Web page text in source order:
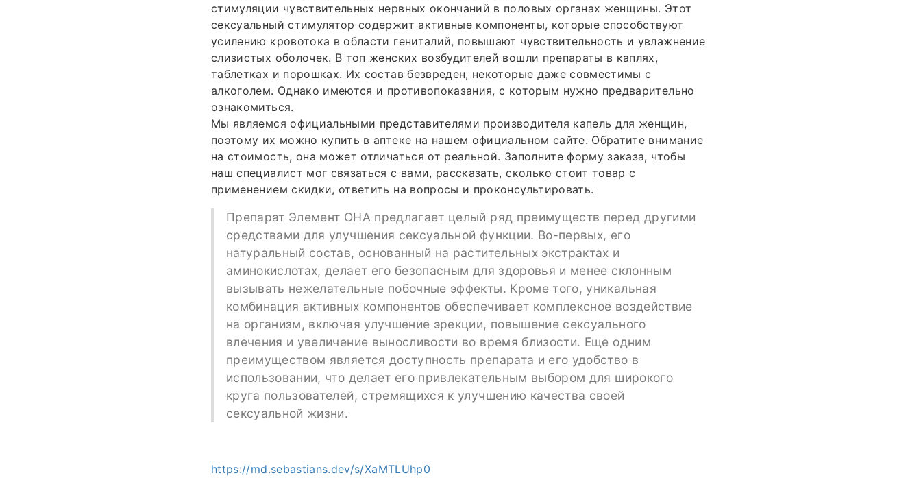
стимуляции чувствительных нервных окончаний в половых органах женщины. Этот
сексуальный стимулятор содержит активные компоненты, которые способствуют
усилению кровотока в области гениталий, повышают чувствительность и увлажнение
слизистых оболочек. В топ женских возбудителей вошли препараты в каплях,
таблетках и порошках. Их состав безвреден, некоторые даже совместимы с
алкоголем. Однако имеются и противопоказания, с которым нужно предварительно
ознакомиться.
Мы являемся официальными представителями производителя капель для женщин,
поэтому их можно купить в аптеке на нашем официальном сайте. Обратите внимание
на стоимость, она может отличаться от реальной. Заполните форму заказа, чтобы
наш специалист мог связаться с вами, рассказать, сколько стоит товар с
применением скидки, ответить на вопросы и проконсультировать.
Препарат Элемент ОНА предлагает целый ряд преимуществ перед другими
средствами для улучшения сексуальной функции. Во-первых, его
натуральный состав, основанный на растительных экстрактах и
аминокислотах, делает его безопасным для здоровья и менее склонным
вызывать нежелательные побочные эффекты. Кроме того, уникальная
комбинация активных компонентов обеспечивает комплексное воздействие
на организм, включая улучшение эрекции, повышение сексуального
влечения и увеличение выносливости во время близости. Еще одним
преимуществом является доступность препарата и его удобство в
использовании, что делает его привлекательным выбором для широкого
круга пользователей, стремящихся к улучшению качества своей
сексуальной жизни.
https://md.sebastians.dev/s/XaMTLUhp0